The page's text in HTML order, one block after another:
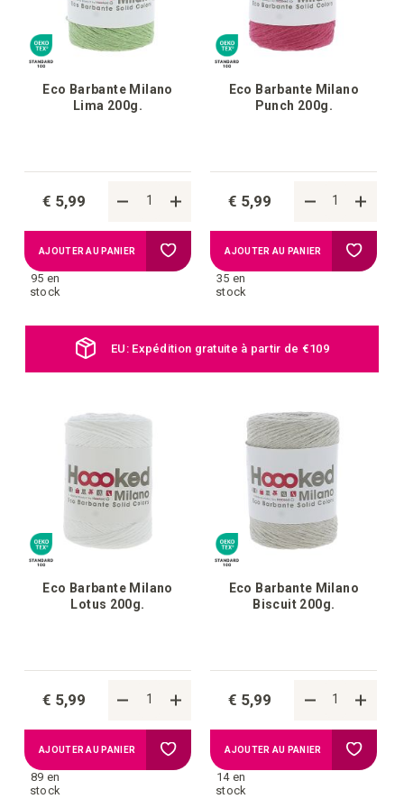
Eco Barbante Milano
Lima 200g.
€ 5,99
95 en
stock
AJOUTER AU PANIER Ajouter
liste
Eco Barbante Milano
Punch 200g.
€ 5,99
35 en
stock
AJOUTER AU PANIER Ajouter
liste
EU: Expédition gratuite à partir de €109
Eco Barbante Milano
Lotus 200g.
€ 5,99
89 en
stock
AJOUTER AU PANIER Ajouter
Eco Barbante Milano
Biscuit 200g.
€ 5,99
14 en
stock
AJOUTER AU PANIER Ajouter